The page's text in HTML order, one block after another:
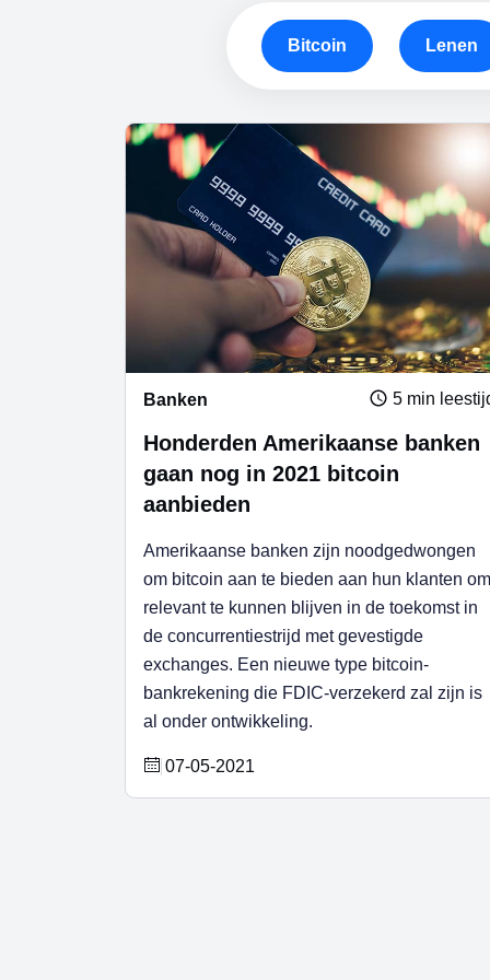
Bitcoin Lenen
Banken 5 min
Honderden Amerikaanse banken
gaan nog in 2021 bitcoin
aanbieden
Amerikaanse banken zijn noodgedwongen
om bitcoin aan te bieden aan hun klanten om
relevant te kunnen blijven in de toekomst in
de concurrentiestrijd met gevestigde
exchanges. Een nieuwe type bitcoin-
bankrekening die FDIC-verzekerd zal zijn is
al onder ontwikkeling.
07-05-2021